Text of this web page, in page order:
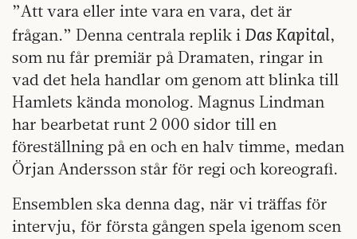
”Att vara eller inte vara en vara, det är
frågan.” Denna centrala replik i Das Kapital,
som nu får premiär på Dramaten, ringar in
vad det hela handlar om genom att blinka till
Hamlets kända monolog. Magnus Lindman
har bearbetat runt 2 000 sidor till en
föreställning på en och en halv timme, medan
Örjan Andersson står för regi och koreografi.
Ensemblen ska denna dag, när vi träffas för
intervju, för första gången spela igenom scen